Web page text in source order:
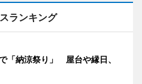
ランキング
「納涼祭り」 屋台や縁日、